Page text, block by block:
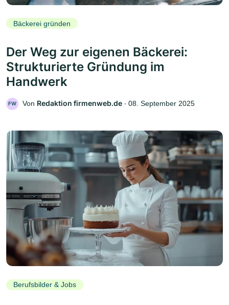
Bäckerei gründen
Der Weg zur eigenen Bäckerei:
Strukturierte Gründung im
Handwerk
FW Von Redaktion firmenweb.de ‧ 08. September 2025
Berufsbilder & Jobs